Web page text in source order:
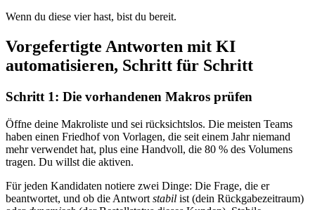
Wenn du diese vier hast, bist du bereit.
Vorgefertigte Antworten mit KI
automatisieren, Schritt für Schritt
Schritt 1: Die vorhandenen Makros prüfen
Öffne deine Makroliste und sei rücksichtslos. Die meisten Teams
haben einen Friedhof von Vorlagen, die seit einem Jahr niemand
mehr verwendet hat, plus eine Handvoll, die 80 % des Volumens
tragen. Du willst die aktiven.
Für jeden Kandidaten notiere zwei Dinge: Die Frage, die er
beantwortet, und ob die Antwort stabil ist (dein Rückgabezeitraum)